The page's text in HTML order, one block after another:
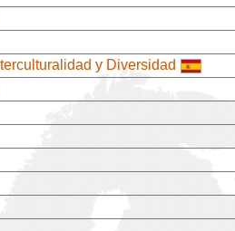
y Diversidad